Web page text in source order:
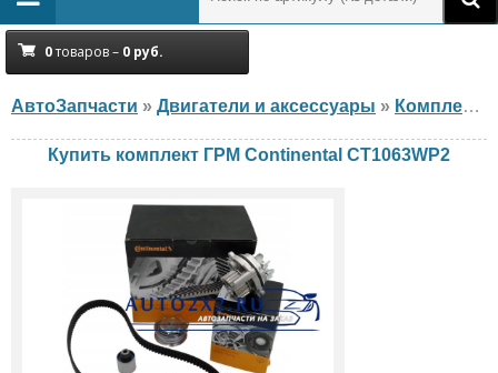
0товаров – 0 руб.
АвтоЗапчасти » Двигатели и аксессуары » Комплект ГРМ
Купить комплект ГРМ Continental CT1063WP2